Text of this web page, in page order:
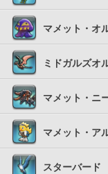
マメット・オ
ミドガルズオ
マメット・ニ
マメット・ア
スターバード